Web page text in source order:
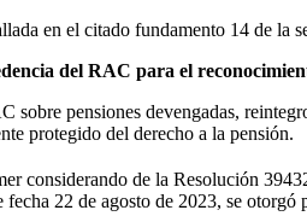
en el citado fundamento 14 de la
del RAC para el
pensiones devengadas,
protegido del derecho a la pensión.
considerando de la Resolución
22 de agosto de 2023, se otorgó